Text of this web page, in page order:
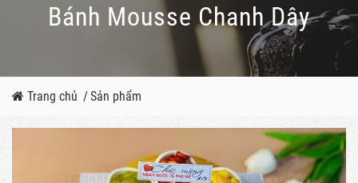
Bánh Mousse Chanh Dây
Trang chủ /Sản phẩm